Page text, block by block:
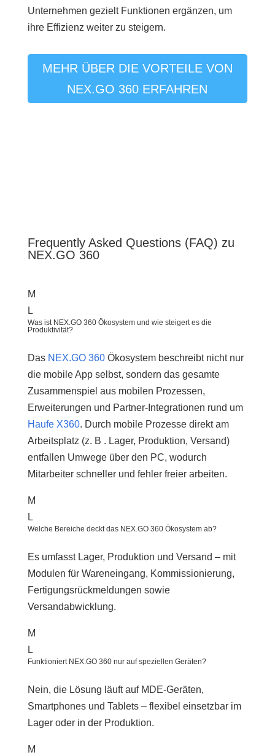
Unternehmen gezielt Funktionen ergänzen, um
ihre Effizienz weiter zu steigern.
MEHR ÜBER DIE VORTEILE VON
NEX.GO 360 ERFAHREN
Frequently Asked Questions (FAQ) zu
NEX.GO 360
M
L
Was ist NEX.GO 360 Ökosystem und wie steigert es die
Produktivität?
Das NEX.GO 360Ökosystem beschreibt nicht nur
die mobile App selbst, sondern das gesamte
Zusammenspiel aus mobilen Prozessen,
Erweiterungen und Partner-Integrationen rund um
Haufe X360. Durch mobile Prozesse direkt am
Arbeitsplatz (z. B . Lager, Produktion, Versand)
entfallen Umwege über den PC, wodurch
Mitarbeiter schneller und fehler freier arbeiten.
M
L
Welche Bereiche deckt das NEX.GO 360 Ökosystem ab?
Es umfasst Lager, Produktion und Versand – mit
Modulen für Wareneingang, Kommissionierung,
Fertigungsrückmeldungen sowie
Versandabwicklung.
M
L
Funktioniert NEX.GO 360 nur auf speziellen Geräten?
Nein, die Lösung läuft auf MDE-Geräten,
Smartphones und Tablets – flexibel einsetzbar im
Lager oder in der Produktion.
M